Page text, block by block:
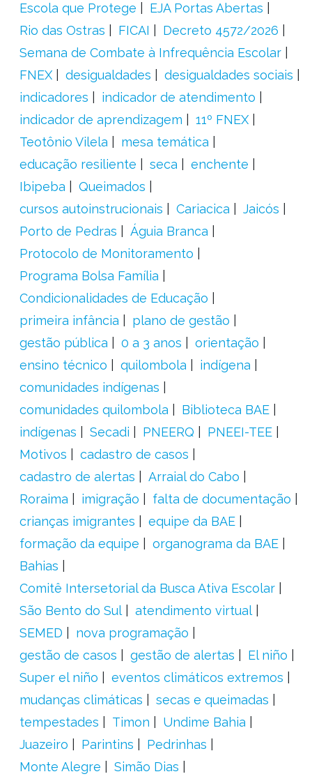
Escola que Protege
EJA Portas Abertas
Rio das Ostras
FICAI
Decreto 4572/2026
Semana de Combate à Infrequência Escolar
FNEX
desigualdades
desigualdades sociais
indicadores
indicador de atendimento
indicador de aprendizagem
11º FNEX
Teotônio Vilela
mesa temática
educação resiliente
seca
enchente
Ibipeba
Queimados
cursos autoinstrucionais
Cariacica
Jaicós
Porto de Pedras
Águia Branca
Protocolo de Monitoramento
Programa Bolsa Família
Condicionalidades de Educação
primeira infância
plano de gestão
gestão pública
0 a 3 anos
orientação
ensino técnico
quilombola
indígena
comunidades indígenas
comunidades quilombola
Biblioteca BAE
indígenas
Secadi PNEERQ
PNEEI-TEE
Motivos
cadastro de casos
cadastro de alertas
Arraial do Cabo
Roraima
imigração
falta de documentação
crianças imigrantes
equipe da BAE
formação da equipe
organograma da BAE
Bahias
Comitê Intersetorial da Busca Ativa Escolar
São Bento do Sul
atendimento virtual
SEMED
nova programação
gestão de casos
gestão de alertas
El niño
Super el niño
eventos climáticos extremos
mudanças climáticas
secas e queimadas
tempestades
Timon
Undime Bahia
Juazeiro
Parintins
Pedrinhas
Monte Alegre
Simão Dias